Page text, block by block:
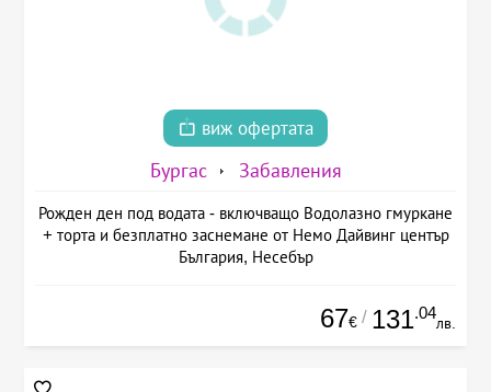
виж офертата
Бургас Забавления
Рожден ден под водата - включващо Водолазно гмуркане
+ торта и безплатно заснемане от Немо Дайвинг център
България, Несебър
67€ / 131.04
лв.